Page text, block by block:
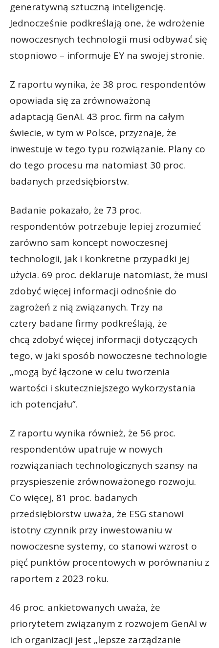
generatywną sztuczną inteligencję.
Jednocześnie podkreślają one, że wdrożenie
nowoczesnych technologii musi odbywać się
stopniowo – informuje EY na swojej stronie.
Z raportu wynika, że 38 proc. respondentów
opowiada się za zrównoważoną
adaptacją GenAI. 43 proc. firm na całym
świecie, w tym w Polsce, przyznaje, że
inwestuje w tego typu rozwiązanie. Plany co
do tego procesu ma natomiast 30 proc.
badanych przedsiębiorstw.
Badanie pokazało, że 73 proc.
respondentów potrzebuje lepiej zrozumieć
zarówno sam koncept nowoczesnej
technologii, jak i konkretne przypadki jej
użycia. 69 proc. deklaruje natomiast, że musi
zdobyć więcej informacji odnośnie do
zagrożeń z nią związanych. Trzy na
cztery badane firmy podkreślają, że
chcą zdobyć więcej informacji dotyczących
tego, w jaki sposób nowoczesne technologie
„mogą być łączone w celu tworzenia
wartości i skuteczniejszego wykorzystania
ich potencjału”.
Z raportu wynika również, że 56 proc.
respondentów upatruje w nowych
rozwiązaniach technologicznych szansy na
przyspieszenie zrównoważonego rozwoju.
Co więcej, 81 proc. badanych
przedsiębiorstw uważa, że ESG stanowi
istotny czynnik przy inwestowaniu w
nowoczesne systemy, co stanowi wzrost o
pięć punktów procentowych w porównaniu z
raportem z 2023 roku.
46 proc. ankietowanych uważa, że
priorytetem związanym z rozwojem GenAI w
ich organizacji jest „lepsze zarządzanie